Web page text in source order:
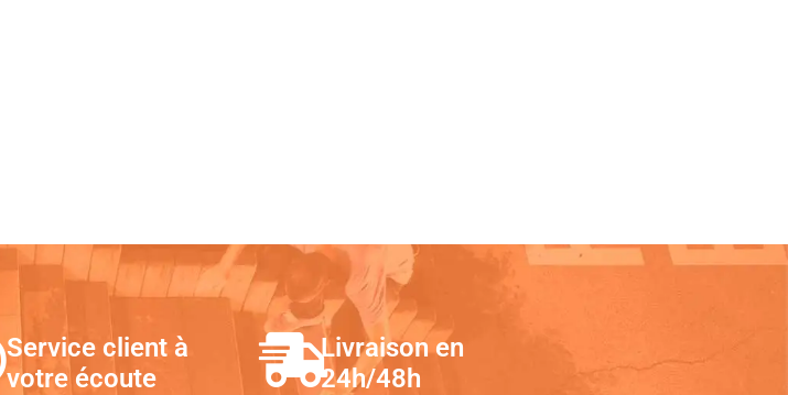
Service client à
votre écoute
Livraison en
24h/48h